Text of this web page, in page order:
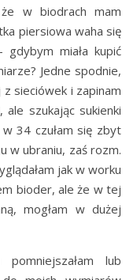
w biodrach mam
piersiowa waha się
miała kupić
Jedne spodnie,
sieciówek i zapinam
szukając sukienki
34 czułam się zbyt
w ubraniu, zaś rozm.
jak w worku
bioder, ale że w tej
mogłam w dużej
lub